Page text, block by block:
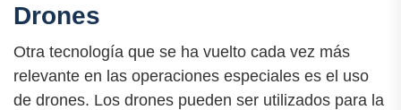
Drones
Otra tecnología que se ha vuelto cada vez más
relevante en las operaciones especiales es el uso
de drones. Los drones pueden ser utilizados para la